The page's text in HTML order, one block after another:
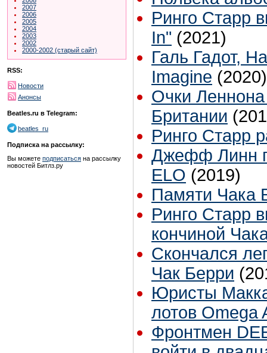
2007
2006
2005
2004
2003
2002
2000-2002 (старый сайт)
RSS:
Новости
Анонсы
Beatles.ru в Telegram:
beatles_ru
Подписка на рассылку:
Вы можете подписаться на рассылку
новостей Битлз.ру
Ринго Старр
In" (2021)
Галь Гадот,
Imagine (2020)
Очки
Британии
Ринго Старр
Джефф Линн
ELO (2019)
Памяти Чака
Ринго Старр
кончиной
Cкончался
Чак Берри
Юристы
лотов Omega
Фронтмен